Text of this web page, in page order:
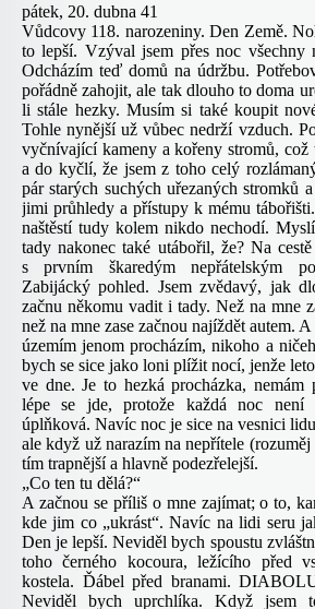
pátek, 20. dubna 41
Vůdcovy 118. narozeniny. Den Země.
to lepší. Vzýval jsem přes noc všechny
Odcházím teď domů na údržbu.
pořádně zahojit, ale tak dlouho to doma
li stále hezky. Musím si také koupit
Tohle nynější už vůbec nedrží vzduch.
vyčnívající kameny a kořeny stromů, což
a do kyčlí, že jsem z toho celý
pár starých suchých uřezaných stromků
jimi průhledy a přístupy k mému
naštěstí tudy kolem nikdo nechodí.
tady nakonec také utábořil, že? Na
s prvním škaredým nepřátelským
Zabijácký pohled. Jsem zvědavý, jak
začnu někomu vadit i tady. Než na mne
než na mne zase začnou najíždět autem.
územím jenom procházím, nikoho a
bych se sice jako loni plížit nocí, jenže
ve dne. Je to hezká procházka, nemám
lépe se jde, protože každá noc není
úplňková. Navíc noc je sice na vesnici
ale když už narazím na nepřítele
tím trapnější a hlavně podezřelejší.
„Co ten tu dělá?“
A začnou se příliš o mne zajímat; o to,
kde jim co „ukrást“. Navíc na lidi seru
Den je lepší. Neviděl bych spoustu
toho černého kocoura, ležícího před
kostela. Ďábel před branami.
Neviděl bych uprchlíka. Když jsem